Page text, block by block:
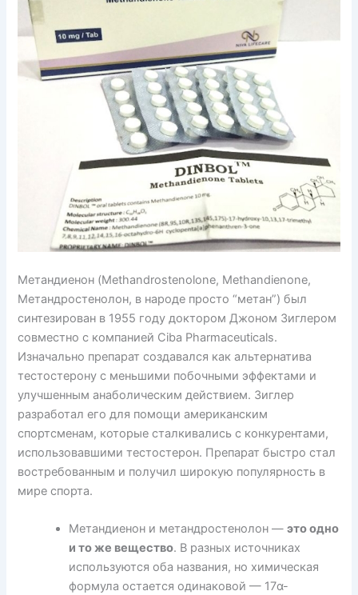
Метандиенон (Methandrostenolone, Methandienone,
Метандростенолон, в народе просто “метан”) был
синтезирован в 1955 году доктором Джоном Зиглером
совместно с компанией Ciba Pharmaceuticals.
Изначально препарат создавался как альтернатива
тестостерону с меньшими побочными эффектами и
улучшенным анаболическим действием. Зиглер
разработал его для помощи американским
спортсменам, которые сталкивались с конкурентами,
использовавшими тестостерон. Препарат быстро стал
востребованным и получил широкую популярность в
мире спорта.
Метандиенон и метандростенолон —это одно
и то же вещество. В разных источниках
используются оба названия, но химическая
формула остается одинаковой — 17α-